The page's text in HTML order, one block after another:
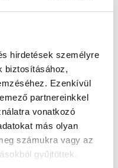
hirdetések személyre
biztosításához,
Ezenkívül
partnereinkkel
vonatkozó
más olyan
számukra vagy az
gyűjtöttek.
– 5 ok, amiért nem
tartozásaidat
Megmutatjuk, hogyan
a munkaszüneti